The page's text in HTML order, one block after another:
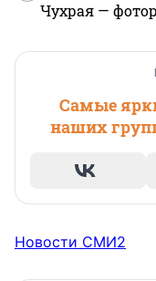
Чухрая —
Самые
наших
Новости СМИ2